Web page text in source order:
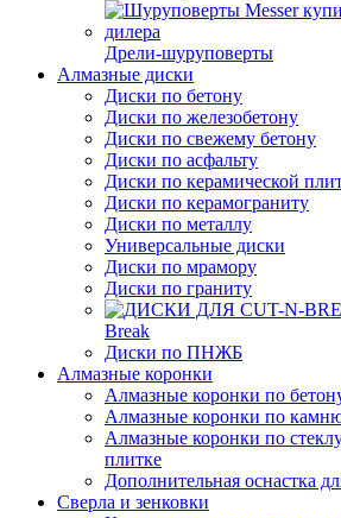
Дрели-шуруповерты
Алмазные диски
Диски по бетону
Диски по железобетону
Диски по свежему бетону
Диски по асфальту
Диски по керамической
Диски по керамограниту
Диски по металлу
Универсальные диски
Диски по мрамору
Диски по граниту
Break
Диски по ПНЖБ
Алмазные коронки
Алмазные коронки по
Алмазные коронки по
Алмазные коронки по
плитке
Дополнительная оснастка
Сверла и зенковки